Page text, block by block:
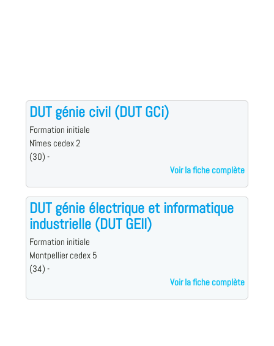
DUT génie civil (DUT GCi)
Formation initiale
Nîmes cedex 2
(30) -
Voir la fiche complète
DUT génie électrique et informatique
industrielle (DUT GEII)
Formation initiale
Montpellier cedex 5
(34) -
Voir la fiche complète